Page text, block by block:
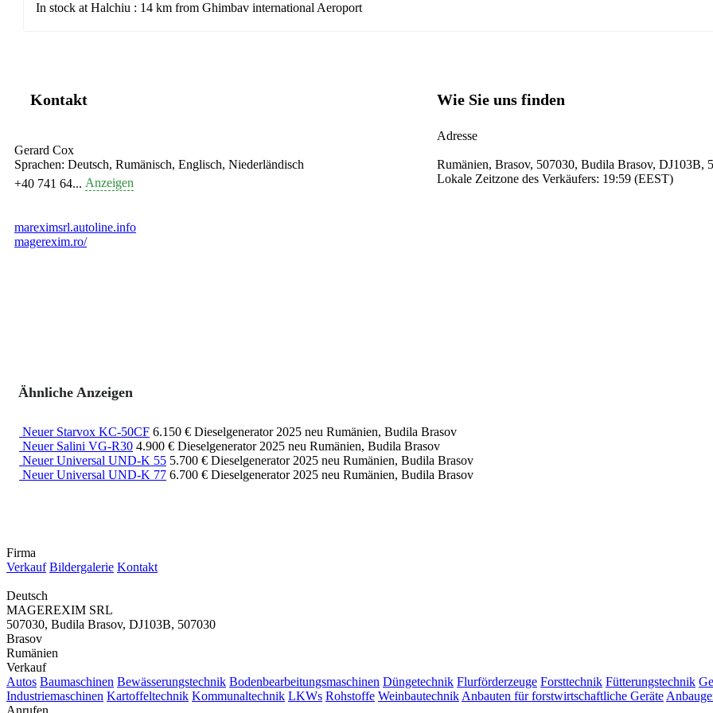
In stock at Halchiu : 14 km from Ghimbav international Aeroport
Kontakt
Gerard Cox
Sprachen: Deutsch, Rumänisch, Englisch, Niederländisch
+40 741 64... Anzeigen
mareximsrl.autoline.info
magerexim.ro/
Wie Sie uns finden
Adresse
Rumänien, Brasov, 507030, Budila Brasov, DJ103B,
Lokale Zeitzone des Verkäufers: 19:59 (EEST)
Ähnliche Anzeigen
Neuer Starvox KC-50CF 6.150 € Dieselgenerator 2025 neu Rumänien, Budila Brasov
Neuer Salini VG-R30 4.900 € Dieselgenerator 2025 neu Rumänien, Budila Brasov
Neuer Universal UND-K 55 5.700 € Dieselgenerator 2025 neu Rumänien, Budila Brasov
Neuer Universal UND-K 77 6.700 € Dieselgenerator 2025 neu Rumänien, Budila Brasov
Firma
Verkauf Bildergalerie Kontakt
Deutsch
MAGEREXIM SRL
507030, Budila Brasov, DJ103B, 507030
Brasov
Rumänien
Verkauf
Autos Baumaschinen Bewässerungstechnik Bodenbearbeitungsmaschinen Düngetechnik Flurförderzeuge Forsttechnik Fütterungstechnik
Industriemaschinen Kartoffeltechnik Kommunaltechnik LKWs Rohstoffe Weinbautechnik Anbauten für forstwirtschaftliche Geräte